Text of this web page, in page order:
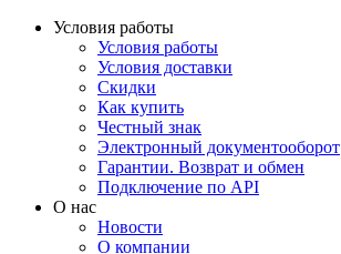
Условия работы
Условия работы
Условия доставки
Скидки
Как купить
Честный знак
Электронный документооборот
Гарантии. Возврат и обмен
Подключение по API
О нас
Новости
О компании